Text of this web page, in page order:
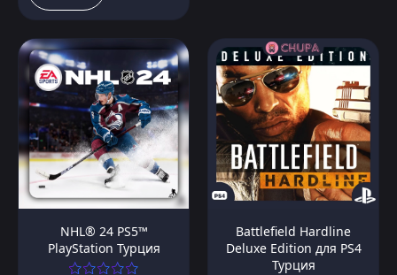
NHL® 24 PS5™
PlayStation Турция
Battlefield Hardline
Deluxe Edition для PS4
Турция